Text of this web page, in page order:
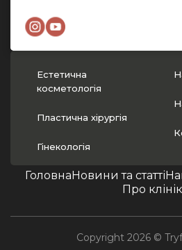
Естетична
косметологія
Пластична хірургія
Гінекологія
ГоловнаНовини та статті
Про
Copyright 2026 ©